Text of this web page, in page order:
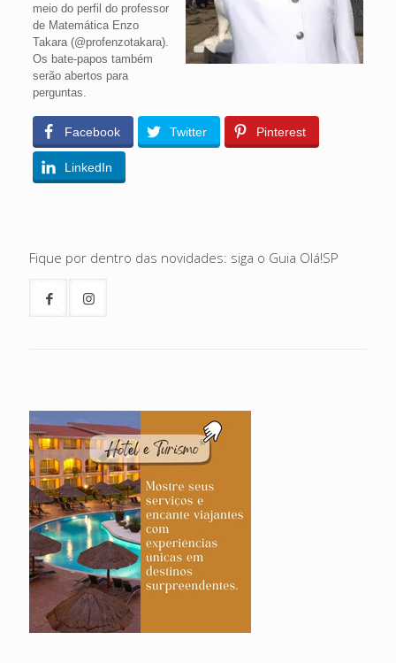
meio do perfil do professor
de Matemática Enzo
Takara (@profenzotakara).
Os bate-papos também
serão abertos para
perguntas.
Facebook Twitter Pinterest
LinkedIn
Fique por dentro das novidades: siga o Guia Olá!SP